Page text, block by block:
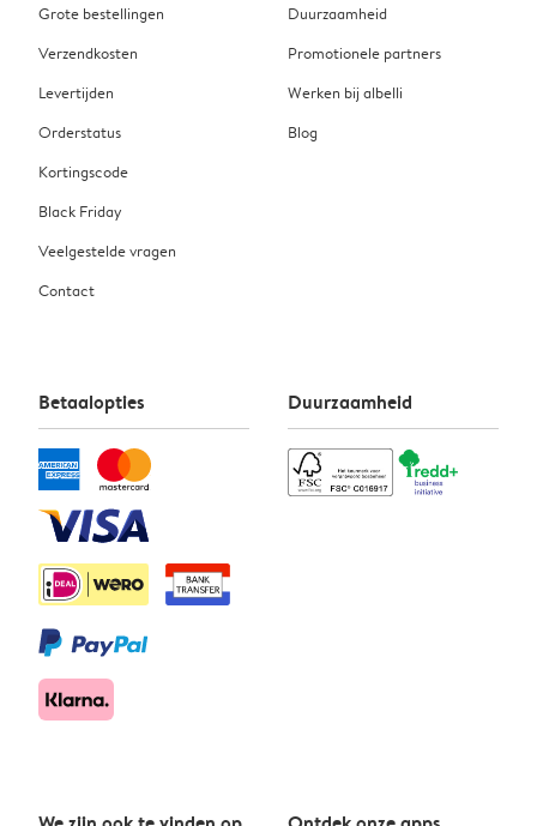
Grote bestellingen
Verzendkosten
Levertijden
Orderstatus
Kortingscode
Black Friday
Veelgestelde vragen
Contact
Duurzaamheid
Promotionele partners
Werken bij albelli
Blog
Betaalopties Duurzaamheid